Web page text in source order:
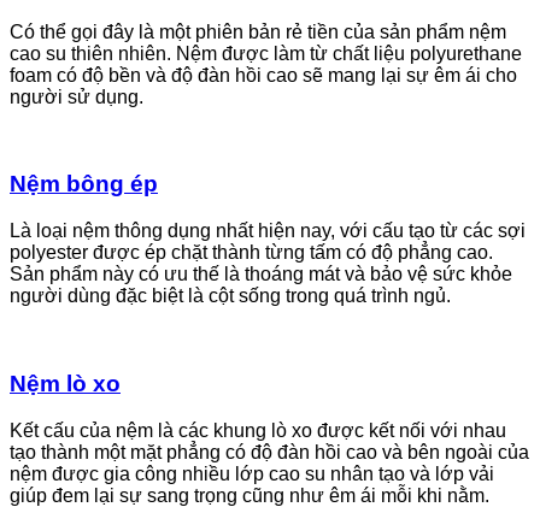
Có thể gọi đây là một phiên bản rẻ tiền của sản phẩm nệm
cao su thiên nhiên. Nệm được làm từ chất liệu polyurethane
foam có độ bền và độ đàn hồi cao sẽ mang lại sự êm ái cho
người sử dụng.
Nệm bông ép
Là loại nệm thông dụng nhất hiện nay, với cấu tạo từ các sợi
polyester được ép chặt thành từng tấm có độ phẳng cao.
Sản phẩm này có ưu thế là thoáng mát và bảo vệ sức khỏe
người dùng đặc biệt là cột sống trong quá trình ngủ.
Nệm lò xo
Kết cấu của nệm là các khung lò xo được kết nối với nhau
tạo thành một mặt phẳng có độ đàn hồi cao và bên ngoài của
nệm được gia công nhiều lớp cao su nhân tạo và lớp vải
giúp đem lại sự sang trọng cũng như êm ái mỗi khi nằm.